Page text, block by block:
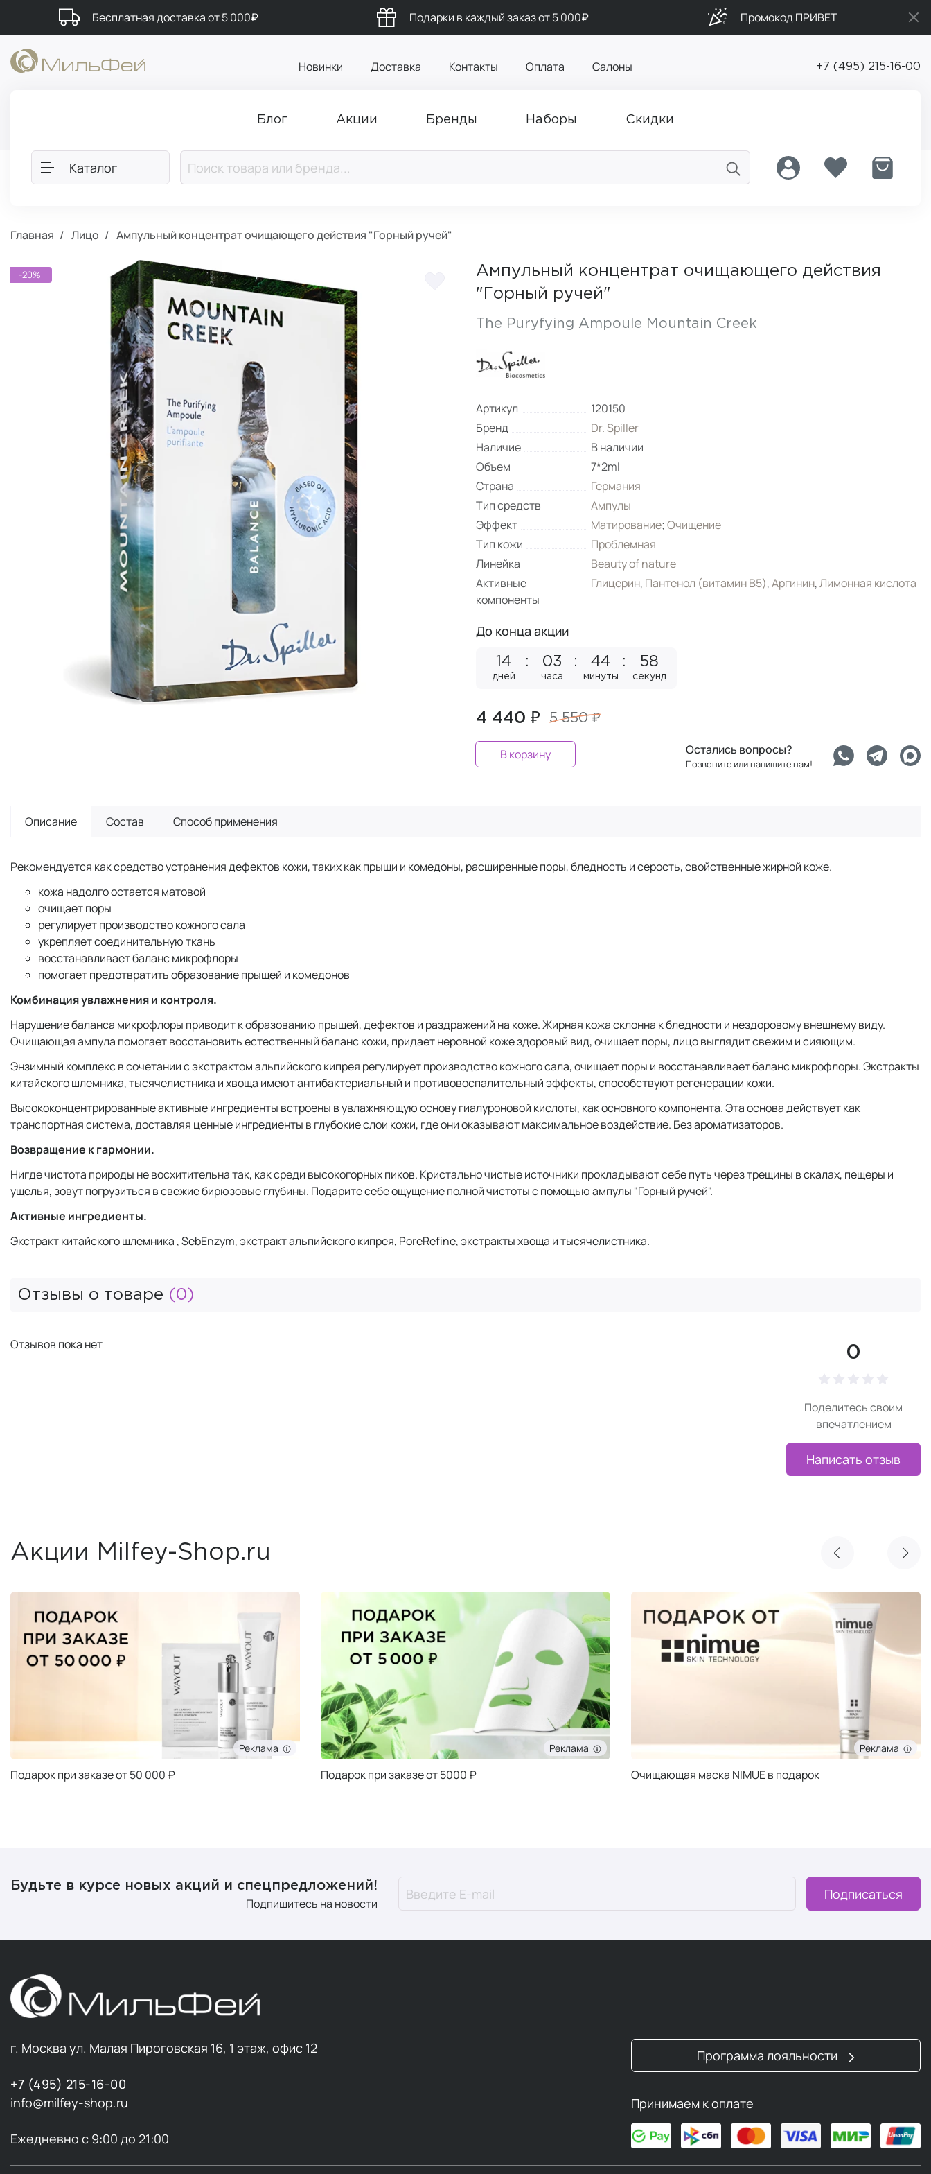
Бесплатная доставка от 5 000₽ Подарки в каждый заказ от 5 000₽ Промокод ПРИВЕТ
Новинки Доставка Контакты Оплата Салоны +7 (495) 215-16-00
Блог Акции Бренды Наборы Скидки
Каталог
Главная Лицо Ампульный концентрат очищающего действия "Горный ручей"
-20%
Ампульный концентрат очищающего действия
"Горный ручей"
The Puryfying Ampoule Mountain Creek
Артикул
120150
Бренд
Dr. Spiller
Наличие
В наличии
Объем
7*2ml
Страна
Германия
Тип средств
Ампулы
Эффект
Матирование;Очищение
Тип кожи
Проблемная
Линейка
Beauty of nature
Активные
компоненты
Глицерин, Пантенол (витамин B5),Аргинин,Лимонная кислота
До конца акции
14
дней
03
часа
44
минуты
57
секунд
4 440 ₽ 5 550 ₽
В корзину Остались вопросы?
Позвоните или напишите нам!
Описание Состав Способ применения
Рекомендуется как средство устранения дефектов кожи, таких как прыщи и комедоны, расширенные поры, бледность и серость, свойственные жирной коже.
кожа надолго остается матовой
очищает поры
регулирует производство кожного сала
укрепляет соединительную ткань
восстанавливает баланс микрофлоры
помогает предотвратить образование прыщей и комедонов
Комбинация увлажнения и контроля.
Нарушение баланса микрофлоры приводит к образованию прыщей, дефектов и раздражений на коже. Жирная кожа склонна к бледности и нездоровому внешнему виду.
Очищающая ампула помогает восстановить естественный баланс кожи, придает неровной коже здоровый вид, очищает поры, лицо выглядит свежим и сияющим.
Энзимный комплекс в сочетании с экстрактом альпийского кипрея регулирует производство кожного сала, очищает поры и восстанавливает баланс микрофлоры. Экстракты
китайского шлемника, тысячелистника и хвоща имеют антибактериальный и противовоспалительный эффекты, способствуют регенерации кожи.
Высококонцентрированные активные ингредиенты встроены в увлажняющую основу гиалуроновой кислоты, как основного компонента. Эта основа действует как
транспортная система, доставляя ценные ингредиенты в глубокие слои кожи, где они оказывают максимальное воздействие. Без ароматизаторов.
Возвращение к гармонии.
Нигде чистота природы не восхитительна так, как среди высокогорных пиков. Кристально чистые источники прокладывают себе путь через трещины в скалах, пещеры и
ущелья, зовут погрузиться в свежие бирюзовые глубины. Подарите себе ощущение полной чистоты с помощью ампулы "Горный ручей".
Активные ингредиенты.
Экстракт китайского шлемника , SebEnzym, экстракт альпийского кипрея, PoreRefine, экстракты хвоща и тысячелистника.
Отзывы о товаре (0)
0
Поделитесь своим
впечатлением
Написать отзыв
Отзывов пока нет
Акции Milfey-Shop.ru
Реклама
Подарок при заказе от 50 000 ₽
Реклама
Подарок при заказе от 5000 ₽
Реклама
Очищающая маска NIMUE в подарок
Будьте в курсе новых акций и спецпредложений!
Подпишитесь на новости
Подписаться
г. Москва ул. Малая Пироговская 16, 1 этаж, офис 12
+7 (495) 215-16-00
info@milfey-shop.ru
Ежедневно с 9:00 до 21:00
Программа лояльности
Принимаем к оплате